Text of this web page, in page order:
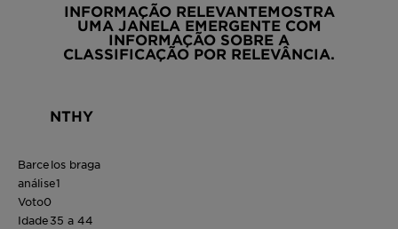
INFORMAÇÃO RELEVANTEMOSTRA
UMA JANELA EMERGENTE COM
INFORMAÇÃO SOBRE A
CLASSIFICAÇÃO POR RELEVÂNCIA.
NTHY
Barcelos braga
análise1
Voto0
Idade35 a 44